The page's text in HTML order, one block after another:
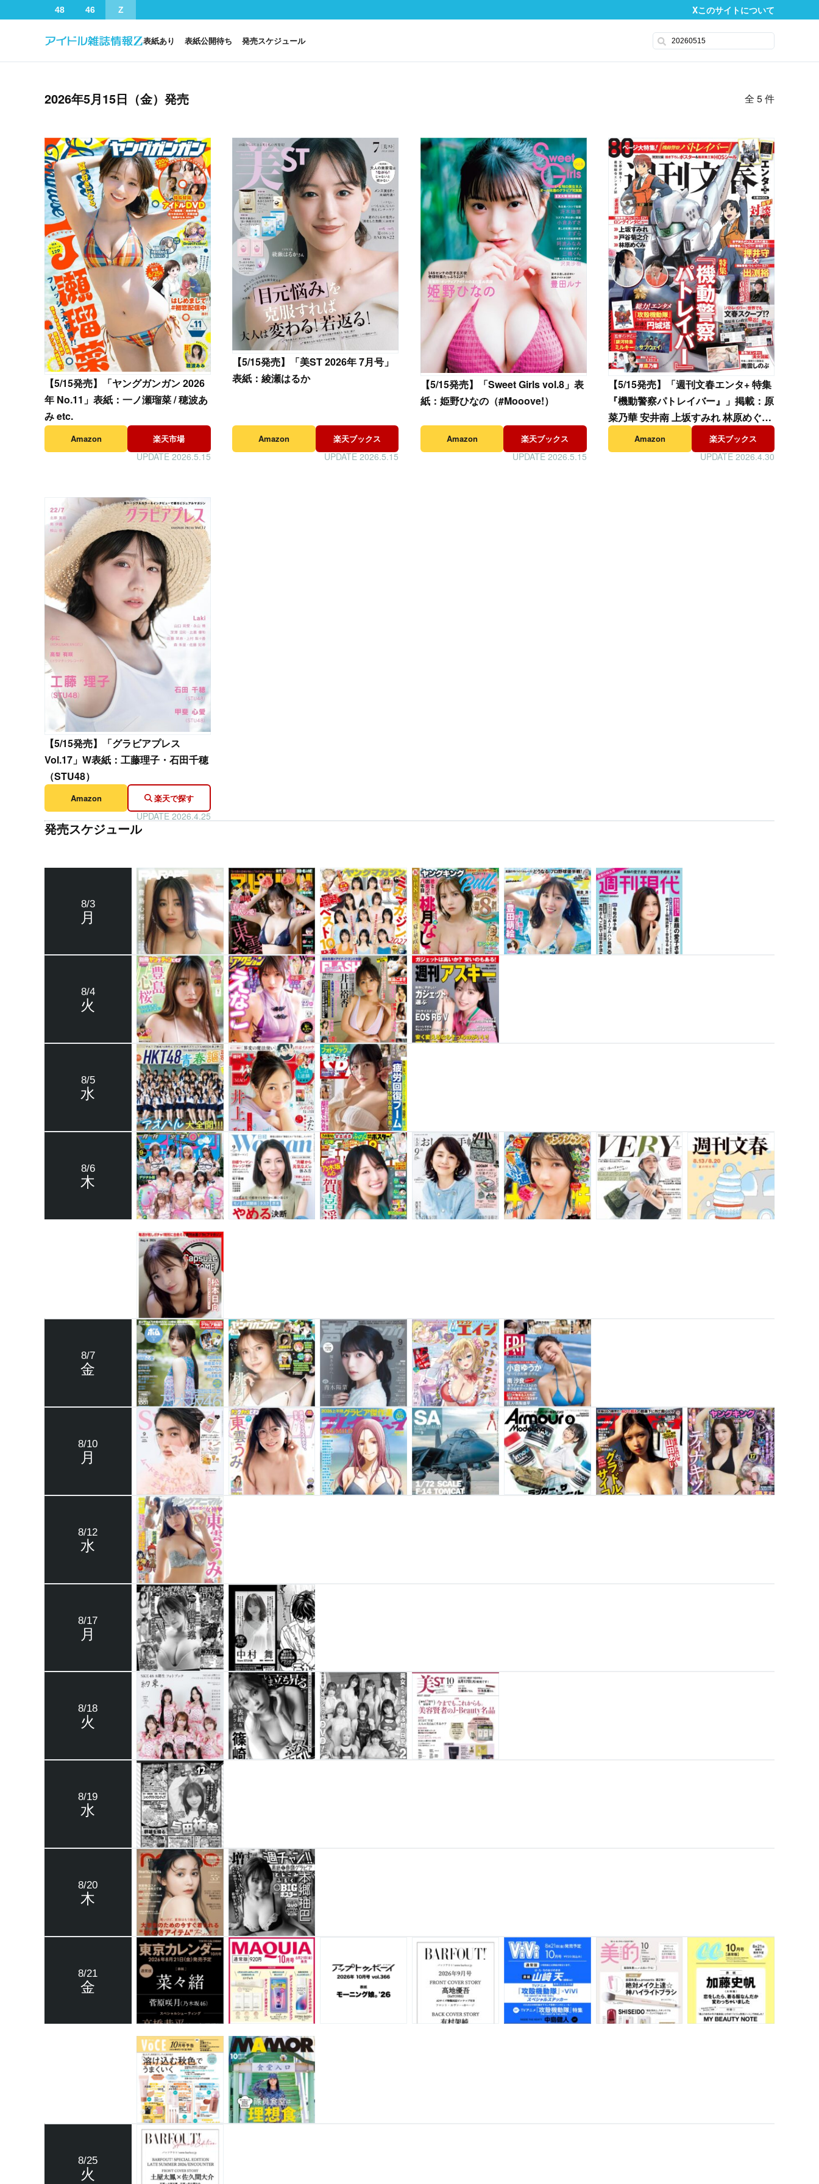
48 46 Z Xこのサイトについて
表紙あり 表紙公開待ち 発売スケジュール
2026年5月15日（金）発売 全 5 件
【5/15発売】「ヤングガンガン 2026
年 No.11」表紙：一ノ瀬瑠菜 / 穂波あ
み etc.
Amazon 楽天市場
UPDATE 2026.5.15
【5/15発売】「美ST 2026年 7月号」
表紙：綾瀬はるか
Amazon 楽天ブックス
UPDATE 2026.5.15
【5/15発売】「Sweet Girls vol.8」表
紙：姫野ひなの（#Mooove!）
Amazon 楽天ブックス
UPDATE 2026.5.15
【5/15発売】「週刊文春エンタ+ 特集
『機動警察パトレイバー』」掲載：原
菜乃華 安井南 上坂すみれ 林原めぐみ
Amazon 楽天ブックス
UPDATE 2026.4.30
【5/15発売】「グラビアプレス
Vol.17」W表紙：工藤理子・石田千穂
（STU48）
Amazon 楽天で探す
UPDATE 2026.4.25
発売スケジュール
8/3
月
8/4
火
8/5
水
8/6
木
8/7
金
8/10
月
8/12
水
8/17
月
8/18
火
8/19
水
8/20
木
8/21
金
8/25
火